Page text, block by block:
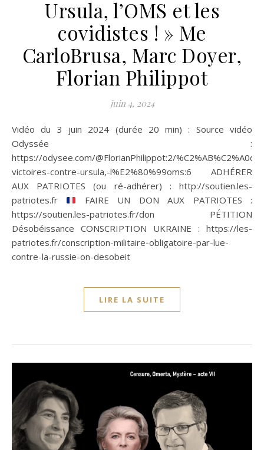
Ursula, l’OMS et les
covidistes ! » Me
CarloBrusa, Marc Doyer,
Florian Philippot
juin 4, 2024
Vidéo du 3 juin 2024 (durée 20 min) : Source vidéo
Odyssée :
https://odysee.com/@FlorianPhilippot:2/
victoires-contre-ursula,-l%E2%80%99oms:6 ADHÉRER
AUX PATRIOTES (ou ré-adhérer) : http://soutien.les-
patriotes.fr
FAIRE UN DON AUX PATRIOTES :
https://soutien.les-patriotes.fr/don PÉTITION
Désobéissance CONSCRIPTION UKRAINE : https://les-
patriotes.fr/conscription-militaire-obligatoire-par-lue-
contre-la-russie-on-desobeit
LIRE LA SUITE